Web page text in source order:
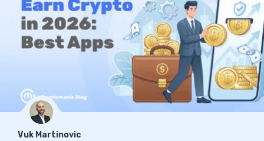
Vuk Martinovic